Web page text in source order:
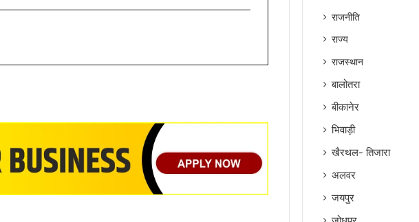
LIVE TV
अपराध
धर्म
शिक्षा
राजनीति
राज्य
राजस्थान
बालोतरा
बीकानेर